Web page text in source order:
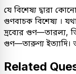
যে বিশেষ্য দ্বারা
গুণবাচক বিশেষ্য ।
দ্রব্যের গুণ—তারল্য,
গুণ—তারুণ্য ইত্যাদি।
Related